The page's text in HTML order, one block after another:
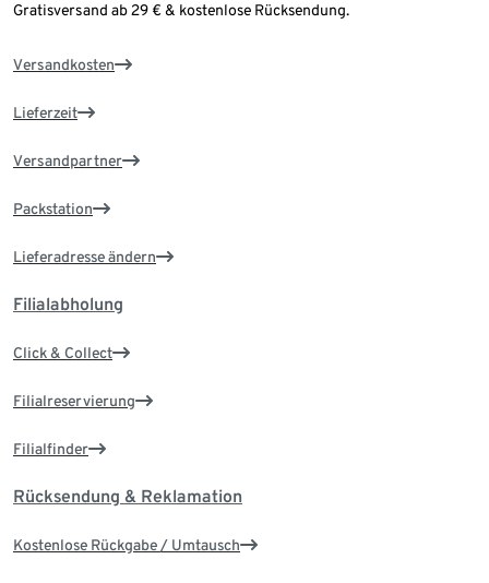
Gratisversand ab 29 € & kostenlose Rücksendung.
Versandkosten
Lieferzeit
Versandpartner
Packstation
Lieferadresse ändern
Filialabholung
Click & Collect
Filialreservierung
Filialfinder
Rücksendung & Reklamation
Kostenlose Rückgabe / Umtausch